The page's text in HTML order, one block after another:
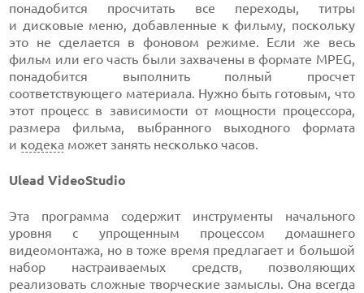
понадобится просчитать все переходы, титры
и дисковые меню, добавленные к фильму, поскольку
это не сделается в фоновом режиме. Если же весь
фильм или его часть были захвачены в формате MPEG,
понадобится выполнить полный просчет
соответствующего материала. Нужно быть готовым, что
этот процесс в зависимости от мощности процессора,
размера фильма, выбранного выходного формата
и кодека может занять несколько часов.
Ulead VideoStudio
Эта программа содержит инструменты начального
уровня с упрощенным процессом домашнего
видеомонтажа, но в тоже время предлагает и большой
набор настраиваемых средств, позволяющих
реализовать сложные творческие замыслы. Она всегда